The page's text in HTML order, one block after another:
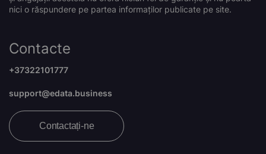
nici o răspundere pe partea informaților publicate pe site.
Contacte
+37322101777
support@edata.business
Contactați-ne